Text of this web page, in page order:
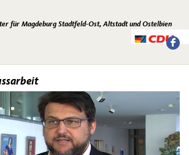
für Magdeburg Stadtfeld-Ost, Altstadt und Ostelbien